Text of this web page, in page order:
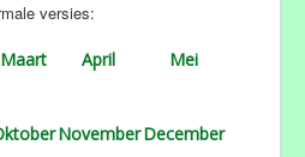
versies:
Maart April Mei
NovemberDecember